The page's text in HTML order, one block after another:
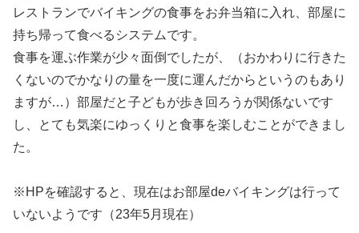
レストランでバイキングの食事をお弁当箱に入れ、部屋に
持ち帰って食べるシステムです。
食事を運ぶ作業が少々面倒でしたが、（おかわりに行きた
くないのでかなりの量を一度に運んだからというのもあり
ますが…）部屋だと子どもが歩き回ろうが関係ないです
し、とても気楽にゆっくりと食事を楽しむことができまし
た。
※HPを確認すると、現在はお部屋deバイキングは行って
いないようです（23年5月現在）